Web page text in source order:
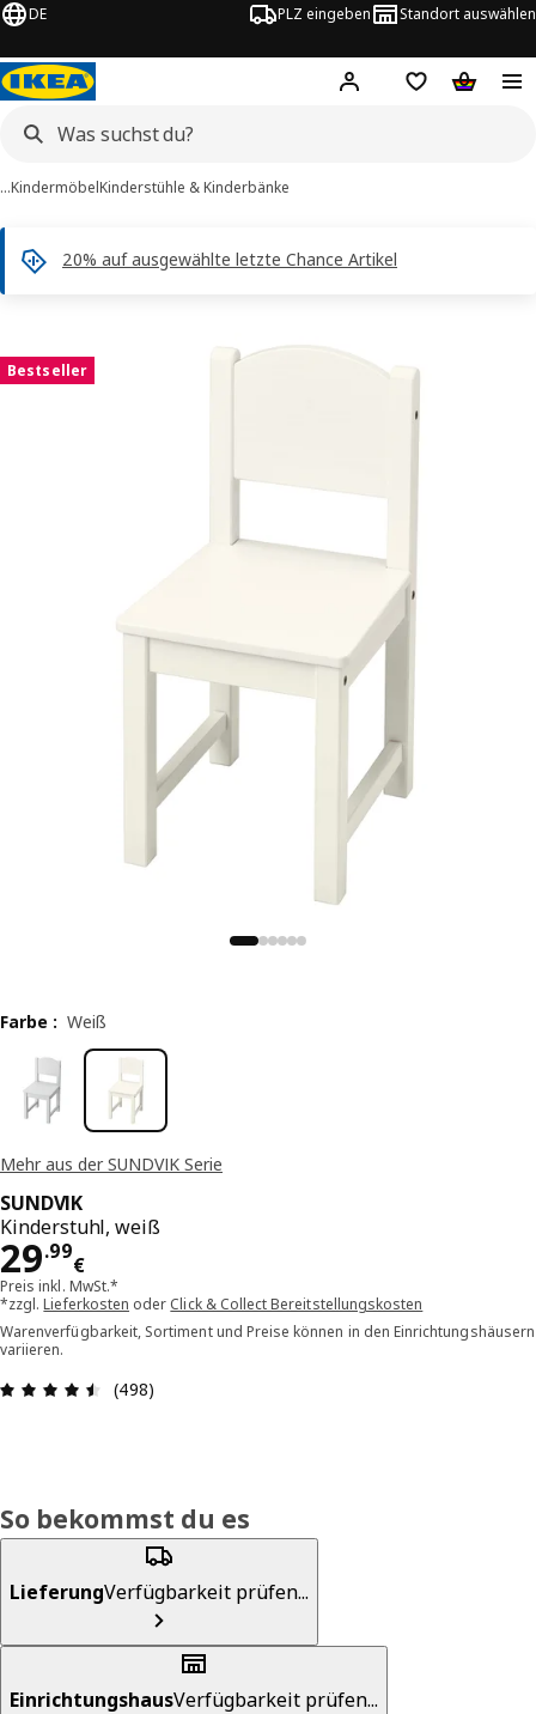
DE PLZ eingeben Standort auswählen
Hej! Hier einloggen
Merkzettel
…KindermöbelKinderstühle & Kinderbänke
20% auf ausgewählte letzte Chance Artikel
Bestseller
Mehr aus der SUNDVIK Serie
SUNDVIK
Kinderstuhl, weiß
29.99
€
Preis 29.99€
Preis inkl. MwSt.*
*zzgl.Lieferkosten oder Click & Collect Bereitstellungskosten
Warenverfügbarkeit, Sortiment und Preise können in den Einrichtungshäusern
variieren.
Bewertung: 4.5 von 5 Sterne Alle Bewertungen:
(498)
Farbe : Weiß
So bekommst du es
LieferungVerfügbarkeit prüfen...
EinrichtungshausVerfügbarkeit prüfen...